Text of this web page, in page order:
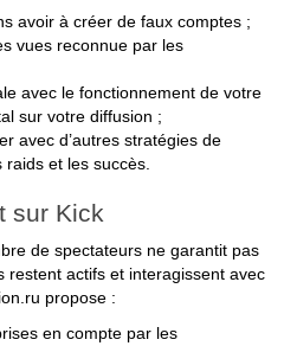
avoir à créer de faux comptes ;
vues reconnue par les
avec le fonctionnement de votre
sur votre diffusion ;
avec d’autres stratégies de
et les succès.
sur Kick
de spectateurs ne garantit pas
restent actifs et interagissent avec
propose :
en compte par les